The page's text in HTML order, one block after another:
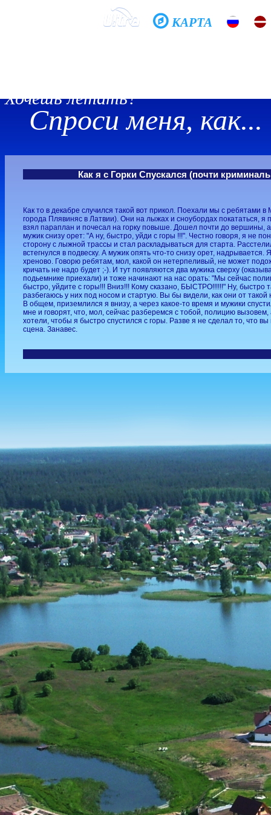
КАРТА
Хочешь летать?
Спроси меня, как...
Как я с Горки Спускался (почти
Как то в декабре случился такой вот прикол. Поехали мы с ребятами в
города Плявиняс в Латвии). Они на лыжах и сноубордах покататься, я
взял параплан и почесал на горку повыше. Дошел почти до вершины,
мужик снизу орет: "А ну, быстро, уйди с горы !!!". Честно говоря, я не
сторону с лыжной трассы и стал раскладываться для старта.
встегнулся в подвеску. А мужик опять что-то снизу орет, надрывается.
хреново. Говорю ребятам, мол, какой он нетерпеливый, не может
кричать не надо будет ;-). И тут появляются два мужика сверху
подьемнике приехали) и тоже начинают на нас орать: "Мы сейчас
быстро, уйдите с горы!!! Вниз!!! Кому сказано, БЫСТРО!!!!!!" Ну, быстро
разбегаюсь у них под носом и стартую. Вы бы видели, как они от такой
В общем, приземлился я внизу, а через какое-то время и мужики
мне и говорят, что, мол, сейчас разберемся с тобой, полицию
хотели, чтобы я быстро спустился с горы. Разве я не сделал то, что
сцена. Занавес.